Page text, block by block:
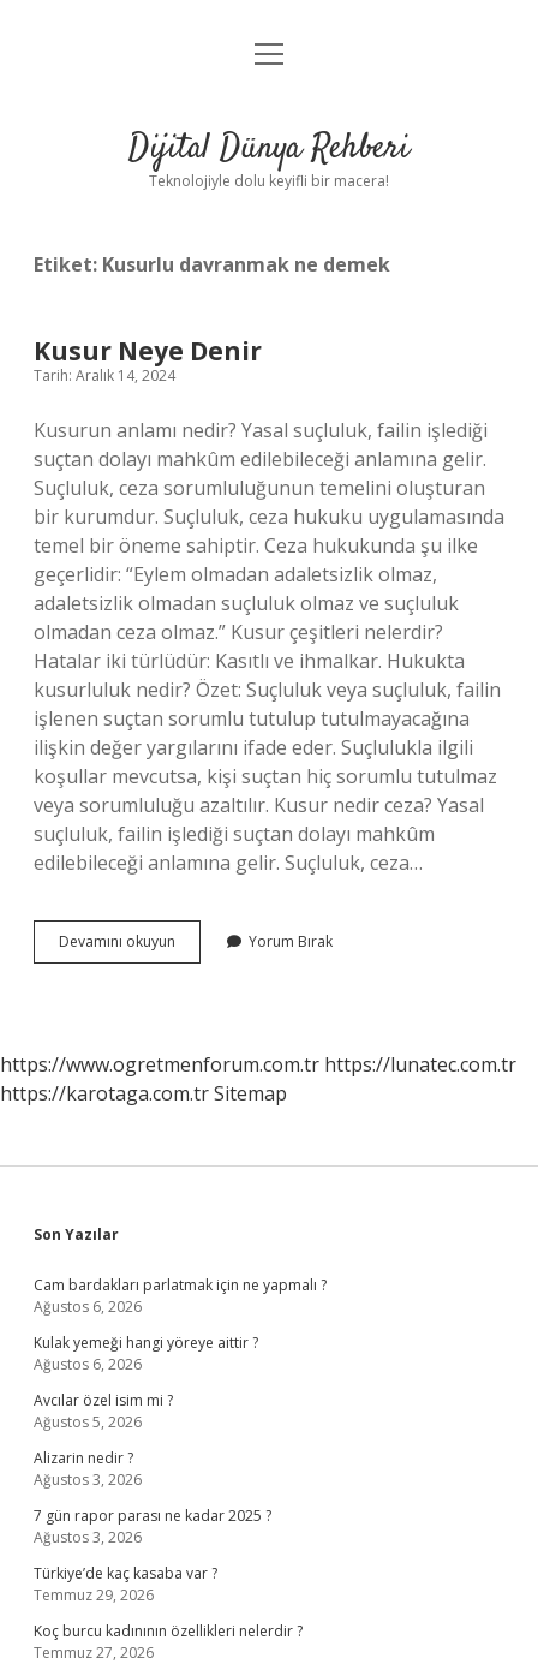
Anasayfa
Yasal Uyarı
menüyü
Dijital Dünya Rehberi
Teknolojiyle dolu keyifli bir macera!
Etiket: Kusurlu davranmak ne demek
Kusur Neye Denir
Tarih: Aralık 14, 2024
Kusurun anlamı nedir? Yasal suçluluk, failin işlediği
suçtan dolayı mahkûm edilebileceği anlamına gelir.
Suçluluk, ceza sorumluluğunun temelini oluşturan
bir kurumdur. Suçluluk, ceza hukuku uygulamasında
temel bir öneme sahiptir. Ceza hukukunda şu ilke
geçerlidir: “Eylem olmadan adaletsizlik olmaz,
adaletsizlik olmadan suçluluk olmaz ve suçluluk
olmadan ceza olmaz.” Kusur çeşitleri nelerdir?
Hatalar iki türlüdür: Kasıtlı ve ihmalkar. Hukukta
kusurluluk nedir? Özet: Suçluluk veya suçluluk, failin
işlenen suçtan sorumlu tutulup tutulmayacağına
ilişkin değer yargılarını ifade eder. Suçlulukla ilgili
koşullar mevcutsa, kişi suçtan hiç sorumlu tutulmaz
veya sorumluluğu azaltılır. Kusur nedir ceza? Yasal
suçluluk, failin işlediği suçtan dolayı mahkûm
edilebileceği anlamına gelir. Suçluluk, ceza…
Devamını okuyun
Neye
Yorum Bırak
https://www.ogretmenforum.com.tr https://lunatec.com.tr
https://karotaga.com.trSitemap
Sidebar
Son Yazılar
Cam bardakları parlatmak için ne yapmalı ?
Ağustos 6, 2026
Kulak yemeği hangi yöreye aittir ?
Ağustos 6, 2026
Avcılar özel isim mi ?
Ağustos 5, 2026
Alizarin nedir ?
Ağustos 3, 2026
7 gün rapor parası ne kadar 2025 ?
Ağustos 3, 2026
Türkiye’de kaç kasaba var ?
Temmuz 29, 2026
Koç burcu kadınının özellikleri nelerdir ?
Temmuz 27, 2026